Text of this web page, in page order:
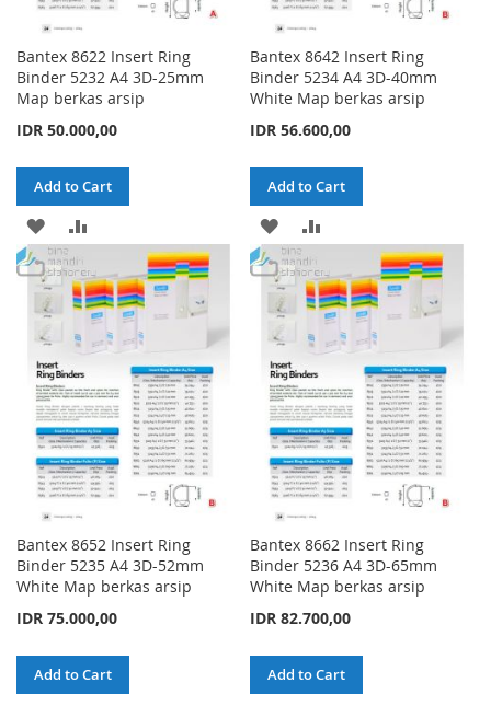
Bantex 8622 Insert Ring
Binder 5232 A4 3D-25mm
Map berkas arsip
IDR 50.000,00
Add to Cart
ADD
TO
WISH
LIST
COMPARE
Bantex 8642 Insert Ring
Binder 5234 A4 3D-40mm
White Map berkas arsip
IDR 56.600,00
Add to Cart
ADD
TO
WISH
LIST
COMPARE
Bantex 8652 Insert Ring
Binder 5235 A4 3D-52mm
White Map berkas arsip
IDR 75.000,00
Add to Cart
Bantex 8662 Insert Ring
Binder 5236 A4 3D-65mm
White Map berkas arsip
IDR 82.700,00
Add to Cart